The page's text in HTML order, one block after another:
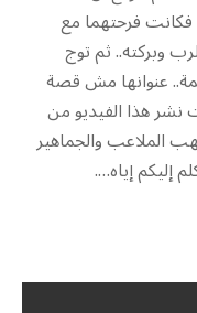
فرحتهما مع
وبركته.. ثم توج
عنوانها مش قصة
هذا الفيديو من
الملاعب والجماهير
إليكم إياه….